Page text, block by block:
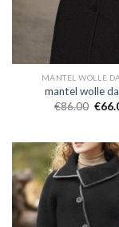
MANTEL WOLLE
mantel wolle
€86.00 €